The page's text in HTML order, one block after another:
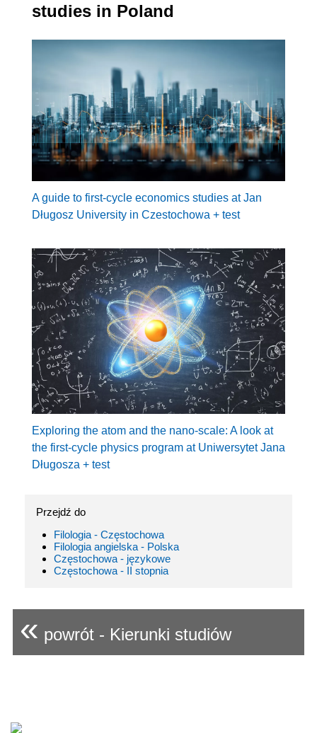
studies in Poland
A guide to first-cycle economics studies at Jan
Długosz University in Czestochowa + test
Exploring the atom and the nano-scale: A look at
the first-cycle physics program at Uniwersytet Jana
Długosza + test
Przejdź do
Filologia - Częstochowa
Filologia angielska - Polska
Częstochowa - językowe
Częstochowa - II stopnia
« powrót - Kierunki studiów